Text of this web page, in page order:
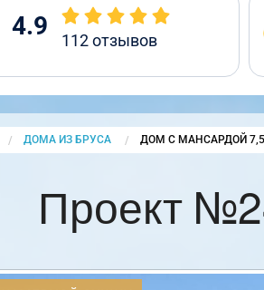
4.9 112отзывов
ДОМА ИЗ БРУСА CURRENT:
ДОМ С МАНСАРДОЙ
Проект